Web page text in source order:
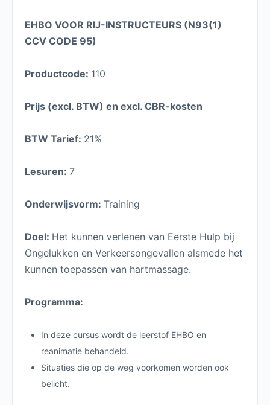
EHBO VOOR RIJ-INSTRUCTEURS (N93(1)
CCV CODE 95)
Productcode: 110
Prijs (excl. BTW) en excl. CBR-kosten
BTW Tarief: 21%
Lesuren: 7
Onderwijsvorm: Training
Doel: Het kunnen verlenen van Eerste Hulp bij
Ongelukken en Verkeersongevallen alsmede het
kunnen toepassen van hartmassage.
Programma:
In deze cursus wordt de leerstof EHBO en
reanimatie behandeld.
Situaties die op de weg voorkomen worden ook
belicht.